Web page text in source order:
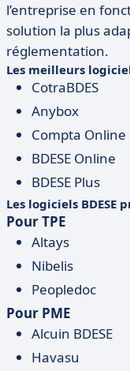
l’entreprise en
solution la plus
réglementation.
Les meilleurs
CotraBDES
Anybox
Compta Online
BDESE Online
BDESE Plus
Les logiciels BDESE
Pour TPE
Altays
Nibelis
Peopledoc
Pour PME
Alcuin BDESE
Havasu